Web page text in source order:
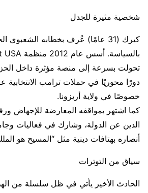
شخصية مثيرة للجدل
كيرك (31 عامًا) عُرف بخطابه الشعبوي
تحولت بسرعة إلى منصة مؤثرة داخل
خصوصًا في ولاية أريزونا.
كما اشتهر بمواقفه المعارضة للإجهاض
الدين عن الدولة، وشارك في فعاليات
أنصاره بهتافات دينية مثل “المسيح هو
سياق من التوترات
الحادث الأخير يأتي في ظل سلسلة من